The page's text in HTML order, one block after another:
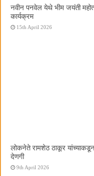
नवीन पनवेल येथे भीम जयंती
कार्यक्रम
15th April 2026
लोकनेते रामशेठ ठाकूर
देणगी
9th April 2026